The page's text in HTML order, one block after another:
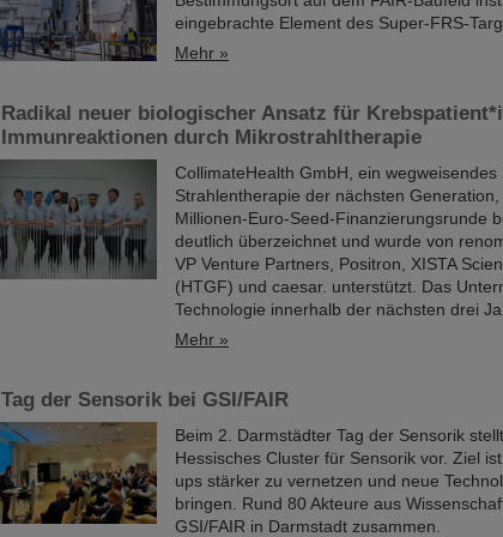
eingebrachte Element des Super-FRS-
Mehr »
Radikal neuer biologischer Ansatz für
Immunreaktionen durch Mikrostrahltherapie
CollimateHealth GmbH, ein
Strahlentherapie der nächsten
Millionen-Euro-Seed-Finanzierungsrunde
deutlich überzeichnet und wurde von
VP Venture Partners, Positron, XISTA
(HTGF) und caesar. unterstützt. Das
Technologie innerhalb der nächsten drei
Mehr »
Tag der Sensorik bei GSI/FAIR
Beim 2. Darmstädter Tag der Sensorik
Hessisches Cluster für Sensorik vor. Ziel
ups stärker zu vernetzen und neue
bringen. Rund 80 Akteure aus
GSI/FAIR in Darmstadt zusammen.